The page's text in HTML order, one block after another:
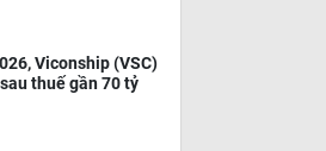
Viconship (VSC)
thuế gần 70 tỷ